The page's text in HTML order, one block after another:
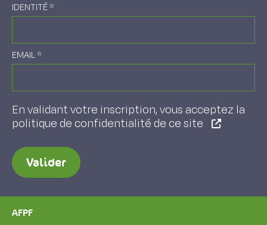
IDENTITÉ*
EMAIL*
En validant votre inscription, vous acceptez la
politique de confidentialité de ce site
Valider
AFPF